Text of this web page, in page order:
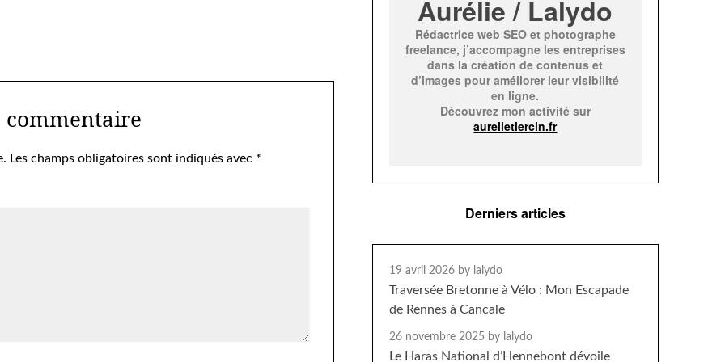
commentaire
Les champs obligatoires sont indiqués avec *
Aurélie / Lalydo
Rédactrice web SEO et photographe
freelance, j’accompagne les entreprises
dans la création de contenus et
d’images pour améliorer leur visibilité
en ligne.
Découvrez mon activité sur
aurelietiercin.fr
Derniers articles
19 avril 2026 by lalydo
Traversée Bretonne à Vélo : Mon Escapade
de Rennes à Cancale
26 novembre 2025 by lalydo
Le Haras National d’Hennebont dévoile